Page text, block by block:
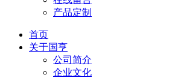
产品定制
首页
关于国亨
公司简介
企业文化